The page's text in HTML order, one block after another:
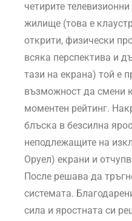
четирите
жилище (това е
открити, физически
всяка перспектива и
тази на екрана) той е
възможност да смени
моментен рейтинг.
блъска в безсилна
неподлежащите на
Оруел) екрани и
После решава да
системата.
сила и яростната си